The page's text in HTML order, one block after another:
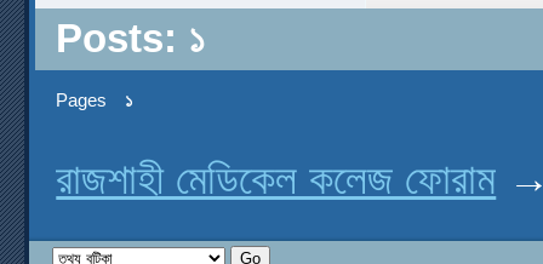
Posts: ১
Pages ১
রাজশাহী মেডিকেল কলেজ ফোরাম